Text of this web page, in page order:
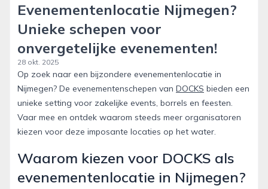
Evenementenlocatie Nijmegen?
Unieke schepen voor
onvergetelijke evenementen!
28 okt. 2025
Op zoek naar een bijzondere evenementenlocatie in
Nijmegen? De evenementenschepen van DOCKS bieden een
unieke setting voor zakelijke events, borrels en feesten.
Vaar mee en ontdek waarom steeds meer organisatoren
kiezen voor deze imposante locaties op het water.
Waarom kiezen voor DOCKS als
evenementenlocatie in Nijmegen?